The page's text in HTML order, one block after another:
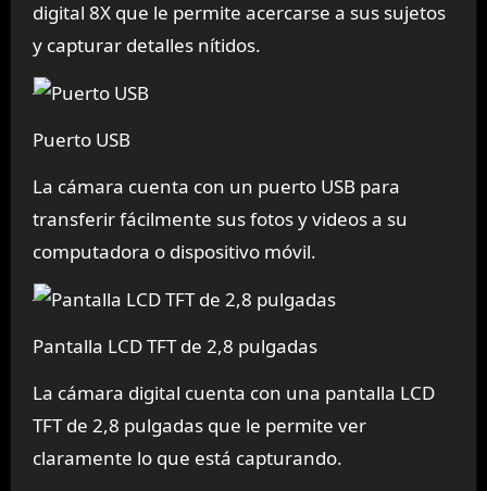
digital 8X que le permite acercarse a sus sujetos
y capturar detalles nítidos.
Puerto USB
La cámara cuenta con un puerto USB para
transferir fácilmente sus fotos y videos a su
computadora o dispositivo móvil.
Pantalla LCD TFT de 2,8 pulgadas
La cámara digital cuenta con una pantalla LCD
TFT de 2,8 pulgadas que le permite ver
claramente lo que está capturando.